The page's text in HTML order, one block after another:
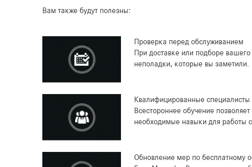
Вам также будут полезны:
Проверка перед обслуживанием
При доставке или подборе
неполадки, которые вы заметили.
Квалифицированные специалисты
Всестороннее обучение
необходимые навыки для работы
Обновление мер по бесплатному